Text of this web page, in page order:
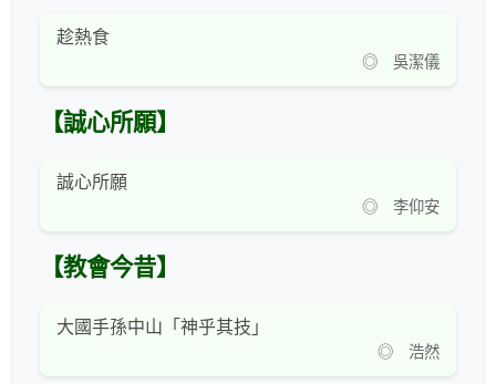
趁熱食
◎ 吳潔儀
【誠心所願】
誠心所願
◎ 李仰安
【教會今昔】
大國手孫中山「神乎其技」
◎ 浩然